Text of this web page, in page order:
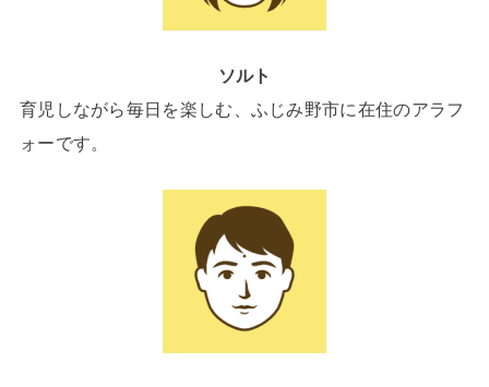
ソルト
育児しながら毎日を楽しむ、ふじみ野市に在住のアラフ
ォーです。